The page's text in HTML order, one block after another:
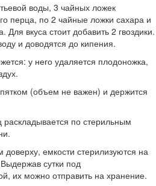
воды, 3 чайных ложек
перца, по 2 чайные ложки сахара и
Для вкуса стоит добавить 2 гвоздики.
и доводятся до кипения.
у него удаляется плодоножка,
(объем не важен) и держится
по стерильным
емкости стерилизуются на
сутки под
их можно отправить на хранение.